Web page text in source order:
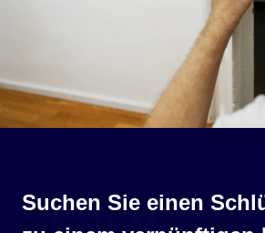
Suchen Sie einen